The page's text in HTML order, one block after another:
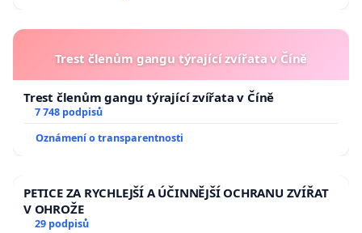
Trest členům gangu týrající zvířata v Číně
Trest členům gangu týrající zvířata v Číně
7 748 podpisů
Oznámení o transparentnosti
PETICE ZA RYCHLEJŠÍ A ÚČINNĚJŠÍ OCHRANU ZVÍŘAT
V OHROŽE
29 podpisů